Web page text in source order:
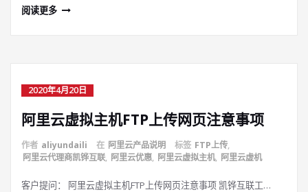
阅读更多
2020年4月20日
阿里云虚拟主机FTP上传网页注意事项
作者 aliyundaili 在 阿里云产品说明 标签 FTP上传,
阿里云代理商凯铧互联, 阿里云优惠, 阿里云虚拟主机, 阿里云虚机
客户提问： 阿里云虚拟主机FTP上传网页注意事项 凯铧互联工…